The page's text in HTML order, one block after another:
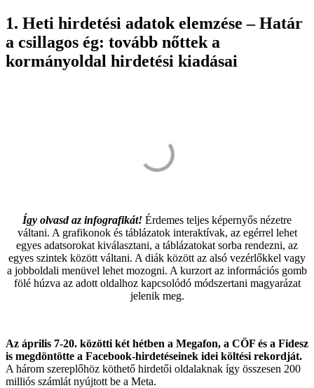
1. Heti hirdetési adatok elemzése – Határ
a csillagos ég: tovább nőttek a
kormányoldal hirdetési kiadásai
Így olvasd az infografikát! Érdemes teljes képernyős nézetre
váltani. A grafikonok és táblázatok interaktívak, az egérrel lehet
egyes adatsorokat kiválasztani, a táblázatokat sorba rendezni, az
egyes szintek között váltani. A diák között az alsó vezérlőkkel vagy
a jobboldali menüvel lehet mozogni. A kurzort az információs gomb
fölé húzva az adott oldalhoz kapcsolódó módszertani magyarázat
jelenik meg.
Az április 7-20. közötti két hétben a Megafon, a CÖF és a Fidesz
is megdöntötte a Facebook-hirdetéseinek idei költési rekordját.
A három szereplőhöz köthető hirdetői oldalaknak így összesen 200
milliós számlát nyújtott be a Meta.